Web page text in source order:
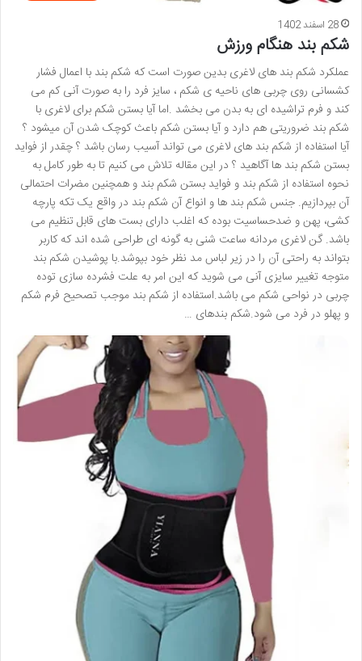
28 اسفند 1402
شکم بند هنگام ورزش
عملکرد شکم بند های لاغری بدین صورت است که شکم بند با اعمال فشار
کشسانی روی چربی های ناحیه ی شکم ، سایز فرد را به صورت آنی کم می
کند و فرم تراشیده ای به بدن می بخشد .اما آیا بستن شکم برای لاغری با
شکم بند ضروریتی هم دارد و آیا بستن شکم باعث کوچک شدن آن میشود ؟
آیا استفاده از شکم بند های لاغری می تواند آسیب رسان باشد ؟ چقدر از فواید
بستن شکم بند ها آگاهید ؟ در این مقاله تلاش می کنیم تا به طور کامل به
نحوه استفاده از شکم بند و فواید بستن شکم بند و همچنین مضرات احتمالی
آن بپردازیم. جنس شکم بند ها و انواع آن شکم بند در واقع یک تکه پارچه
کشی، پهن و ضدحساسیت بوده که اغلب دارای بست های قابل تنظیم می
باشد. گن لاغری مردانه ساعت شنی به گونه ای طراحی شده اند که کاربر
بتواند به راحتی آن را در زیر لباس مد نظر خود بپوشد.با پوشیدن شکم بند
متوجه تغییر سایزی آنی می شوید که این امر به علت فشرده سازی توده
چربی در نواحی شکم می باشد.استفاده از شکم بند موجب تصحیح فرم شکم
و پهلو در فرد می شود.شکم بندهای …